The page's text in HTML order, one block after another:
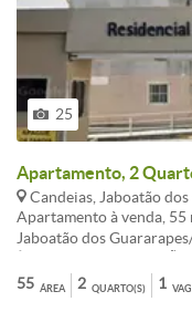
25
Apartamento, 2
Candeias, Jaboatão
Apartamento à venda, 55
Jaboatão dos
<br />Excelente
Residencial Piedade
ÁREA
55 QUARTO(S)
2 1